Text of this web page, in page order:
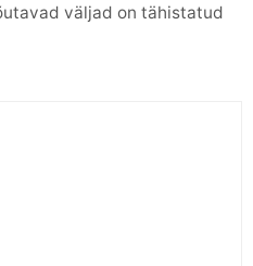
väljad on tähistatud